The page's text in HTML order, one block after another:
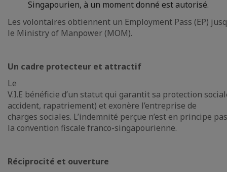
Singapourien, à un moment donné est autorisé.
Les volontaires obtiennent un Employment Pass (EP)
le Ministry of Manpower (MOM).
Un cadre protecteur et attractif
Le
V.I.E bénéficie d’un statut qui garantit sa protection
accident, rapatriement) et exonère l’entreprise de
charges sociales. L’indemnité perçue n’est en principe
la convention fiscale franco-singapourienne.
Réciprocité et ouverture